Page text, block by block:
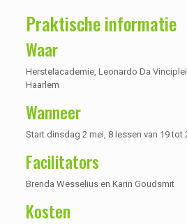
Praktische informatie
Waar
Herstelacademie, Leonardo Da
Haarlem
Wanneer
Start dinsdag 2 mei, 8 lessen van 19 tot
Facilitators
Brenda Wesselius en Karin Goudsmit
Kosten